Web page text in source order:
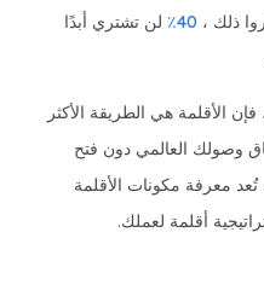
ذلك ،
لن تشتري أبدًا
الأقلمة هي الطريقة الأكثر
وصولك العالمي دون فتح
معرفة مكونات الأقلمة
أقلمة لعملك.